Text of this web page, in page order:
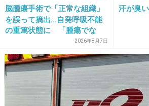
22. 匿名2019/05/01(水) 14:11:57
お前(元カレ)は、死ね・くたばれ・消えろ・失せろ
抜け・ドジ。
ポンコツ・トンチキ・ガラクタ・クズ・ゴミ・カス
劣等種族・下衆野郎・腐れ外道・邪道・外道・非道
脳腫瘍手術で「正常な組織」
を誤って摘出…自発呼吸不能
の重篤状態に 「腫瘍でな
い」結果出ても“勘違い”で摘
出継続 通常の生活送ってい
た患者が手足も動かず 京大
病院
2026年8月7日
汗が臭